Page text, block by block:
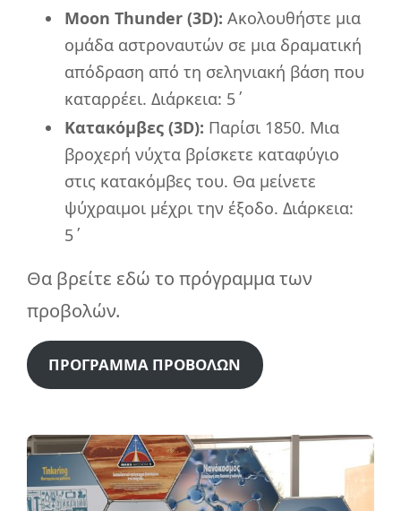
Moon Thunder (3D): Ακολουθήστε μια
ομάδα αστροναυτών σε μια δραματική
απόδραση από τη σεληνιακή βάση που
καταρρέει. Διάρκεια: 5΄
Κατακόμβες (3D): Παρίσι 1850. Μια
βροχερή νύχτα βρίσκετε καταφύγιο
στις κατακόμβες του. Θα μείνετε
ψύχραιμοι μέχρι την έξοδο. Διάρκεια:
5΄
Θα βρείτε εδώ το πρόγραμμα των
προβολών.
ΠΡΟΓΡΑΜΜΑ ΠΡΟΒΟΛΩΝ